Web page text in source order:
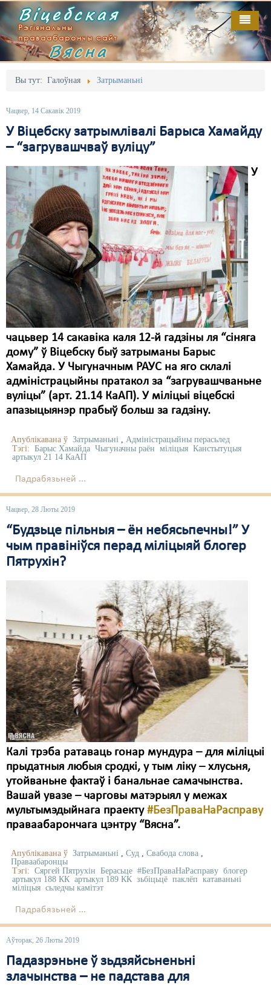
Віцебская
Рэгіянальны
праваабарончы сайт
Вясна
Вы тут: Галоўная Затрыманьні
Чацвер, 14 Сакавік 2019
У Віцебску затрымлівалі Барыса Хамайду
– “загрувашчваў вуліцу”
У
чацьвер 14 сакавіка каля 12-й гадзіны ля “сіняга
дому” ў Віцебску быў затрыманы Барыс
Хамайда. У Чыгуначным РАУС на яго склалі
адміністрацыйны пратакол за “загрувашчваньне
вуліцы” (арт. 21.14 КаАП). У міліцыі віцебскі
апазыцыянэр прабыў больш за гадзіну.
Апублікавана ў Затрыманьні , Адміністрацыйны перасьлед
Тэгі: Барыс Хамайда Чыгуначны раён міліцыя Канстытуцыя
артыкул 21 14 КаАП
Падрабязьней ...
Чацвер, 28 Люты 2019
“Будзьце пільныя – ён небясьпечны!” У
чым правініўся перад міліцыяй блогер
Пятрухін?
Калі трэба ратаваць гонар мундура – для міліцыі
прыдатныя любыя сродкі, у тым ліку – хлусьня,
утойваньне фактаў і банальнае самачынства.
Вашай увазе – чарговы матэрыял у межах
мультымэдыйнага праекту #БезПраваНаРасправу
праваабарончага цэнтру “Вясна”.
Апублікавана ў Затрыманьні , Суд , Свабода слова ,
Праваабаронцы
Тэгі: Сяргей Пятрухін Берасьце #БезПраваНаРасправу блогер
артыкул 188 КК артыкул 189 КК зьбіцьцё паклёп катаваньні
міліцыя сьледчы камітэт
Падрабязьней ...
Аўторак, 26 Люты 2019
Падазрэньне ў зьдзяйсьненьні
злачынства – не падстава для
Галоўная
Адміністрацыйны перасьлед
Безбар'ернае асяродзьдзе
Выбары
Грамадзянскія ініцыятывы
Дзяржава
Дыскрымінацыя
Затрыманьні
Карная псыхіятрыя
КПЧ ААН
Культурныя правы
ЛПП
Мігранты
Мірныя сходы
Палітвязьні
Праваабаронцы
Распальваньне варожасьці
Рознае
Свабода слова
Сьмяротнае пакараньне
Экалёгія
Правы працоўных
Сацыяльныя правы
Выданьні
Кантакт
Пра нас
RSS